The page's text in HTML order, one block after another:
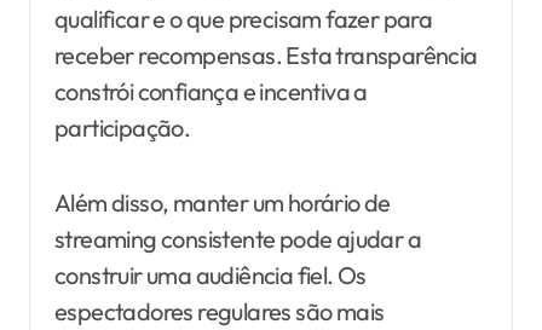
qualificar e o que precisam fazer para
receber recompensas. Esta transparência
constrói confiança e incentiva a
participação.
Além disso, manter um horário de
streaming consistente pode ajudar a
construir uma audiência fiel. Os
espectadores regulares são mais